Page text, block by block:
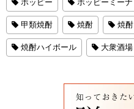
ホッピー ホッピーミーナ
甲類焼酎 焼酎 焼
焼酎ハイボール 大衆酒場